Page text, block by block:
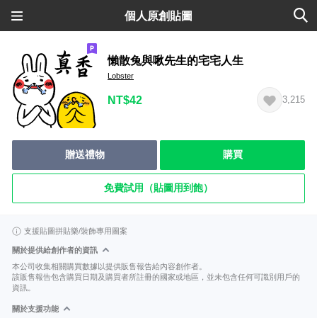
個人原創貼圖
懶散兔與啾先生的宅宅人生
Lobster
NT$42 3,215
贈送禮物 購買
免費試用（貼圖用到飽）
支援貼圖拼貼樂/裝飾專用圖案
關於提供給創作者的資訊
本公司收集相關購買數據以提供販售報告給內容創作者。
該販售報告包含購買日期及購買者所註冊的國家或地區，並未包含任何可識別用戶的
資訊。
關於支援功能